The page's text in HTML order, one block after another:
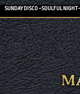
SUNDAY DISCO ~SOULFUL